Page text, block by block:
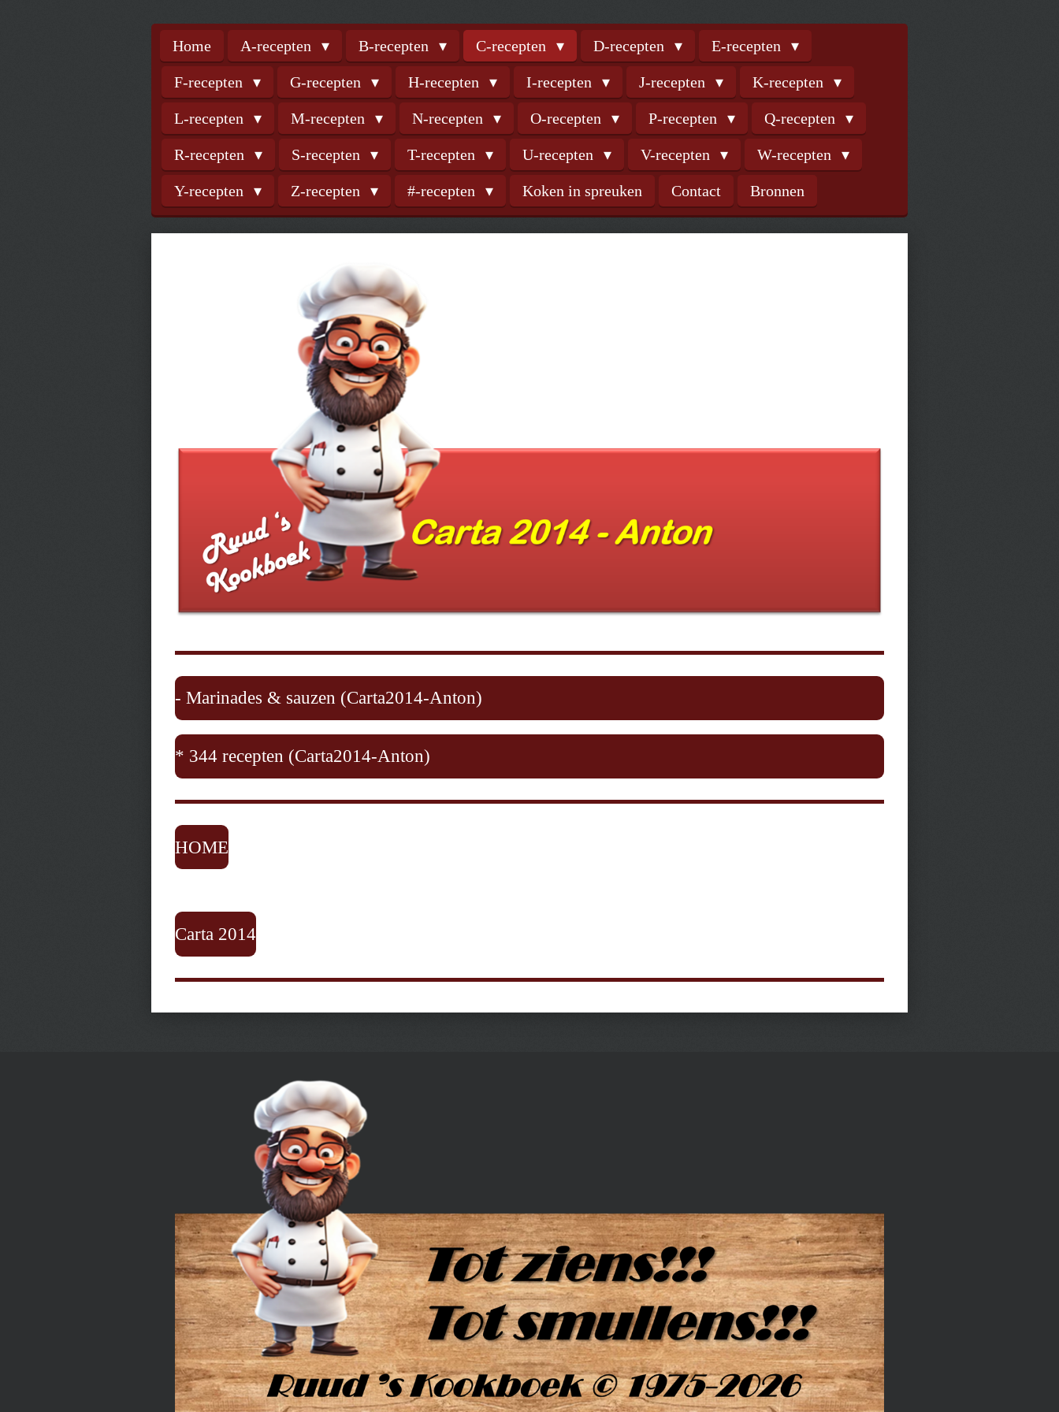
Home A-recepten B-recepten C-recepten D-recepten E-recepten
F-recepten G-recepten H-recepten I-recepten J-recepten K-recepten
L-recepten M-recepten N-recepten O-recepten P-recepten Q-recepten
R-recepten S-recepten T-recepten U-recepten V-recepten W-recepten
Y-recepten Z-recepten #-recepten Koken in spreuken Contact Bronnen
- Marinades & sauzen (Carta2014-Anton)
* 344 recepten (Carta2014-Anton)
HOME
Carta 2014